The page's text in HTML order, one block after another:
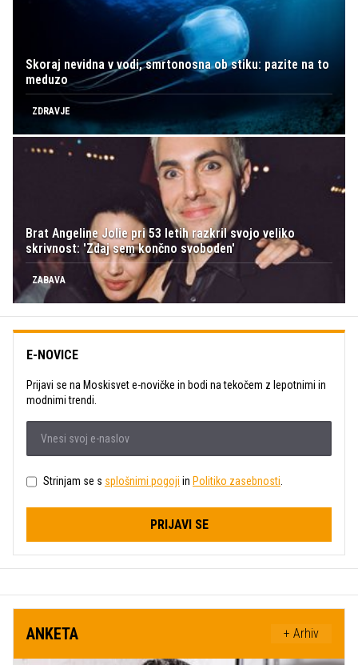
Skoraj nevidna v vodi, smrtonosna ob stiku: pazite na to
meduzo
ZDRAVJE
Brat Angeline Jolie pri 53 letih razkril svojo veliko
skrivnost: 'Zdaj sem končno svoboden'
ZABAVA
E-NOVICE
Prijavi se na Moskisvet e-novičke in bodi na tekočem z lepotnimi in
modnimi trendi.
Strinjam se s splošnimi pogoji in Politiko zasebnosti.
PRIJAVI SE
ANKETA + Arhiv